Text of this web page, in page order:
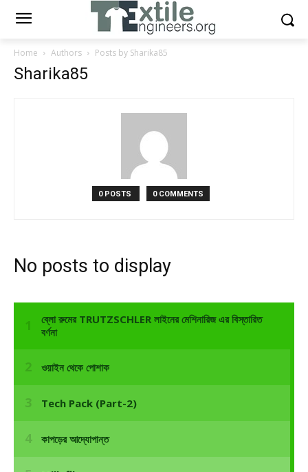
Home Authors Posts by Sharika85
Sharika85
0 POSTS 0 COMMENTS
No posts to display